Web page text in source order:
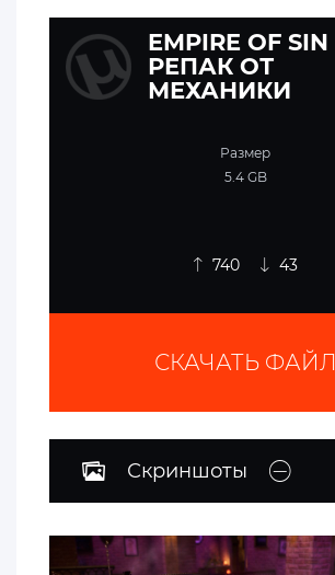
EMPIRE OF SIN
РЕПАК ОТ
МЕХАНИКИ
Размер
5.4 GB
740 43
СКАЧАТЬ ФАЙЛ
Скриншоты